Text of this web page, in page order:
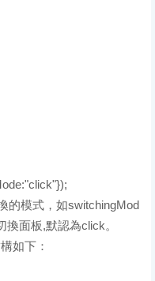
的模式，如switchingMod
面板,默認為click。
如下：